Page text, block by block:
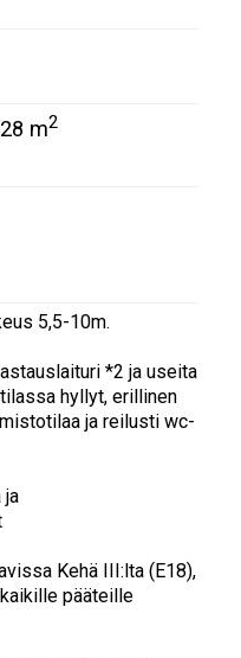
m2
5,5-10m.
*2 ja useita
hyllyt, erillinen
ja reilusti wc-
ja
Kehä III:lta (E18),
pääteille